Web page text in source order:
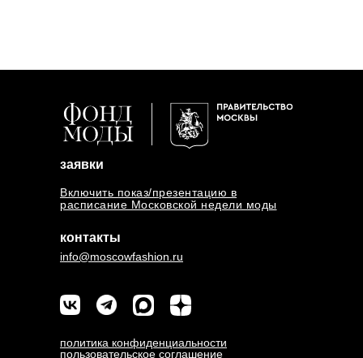
политика конфиденциальности
пользовательское соглашение
контакты
info@moscowfashion.ru
заявки
Включить показ/презентацию в
расписание Московской недели моды